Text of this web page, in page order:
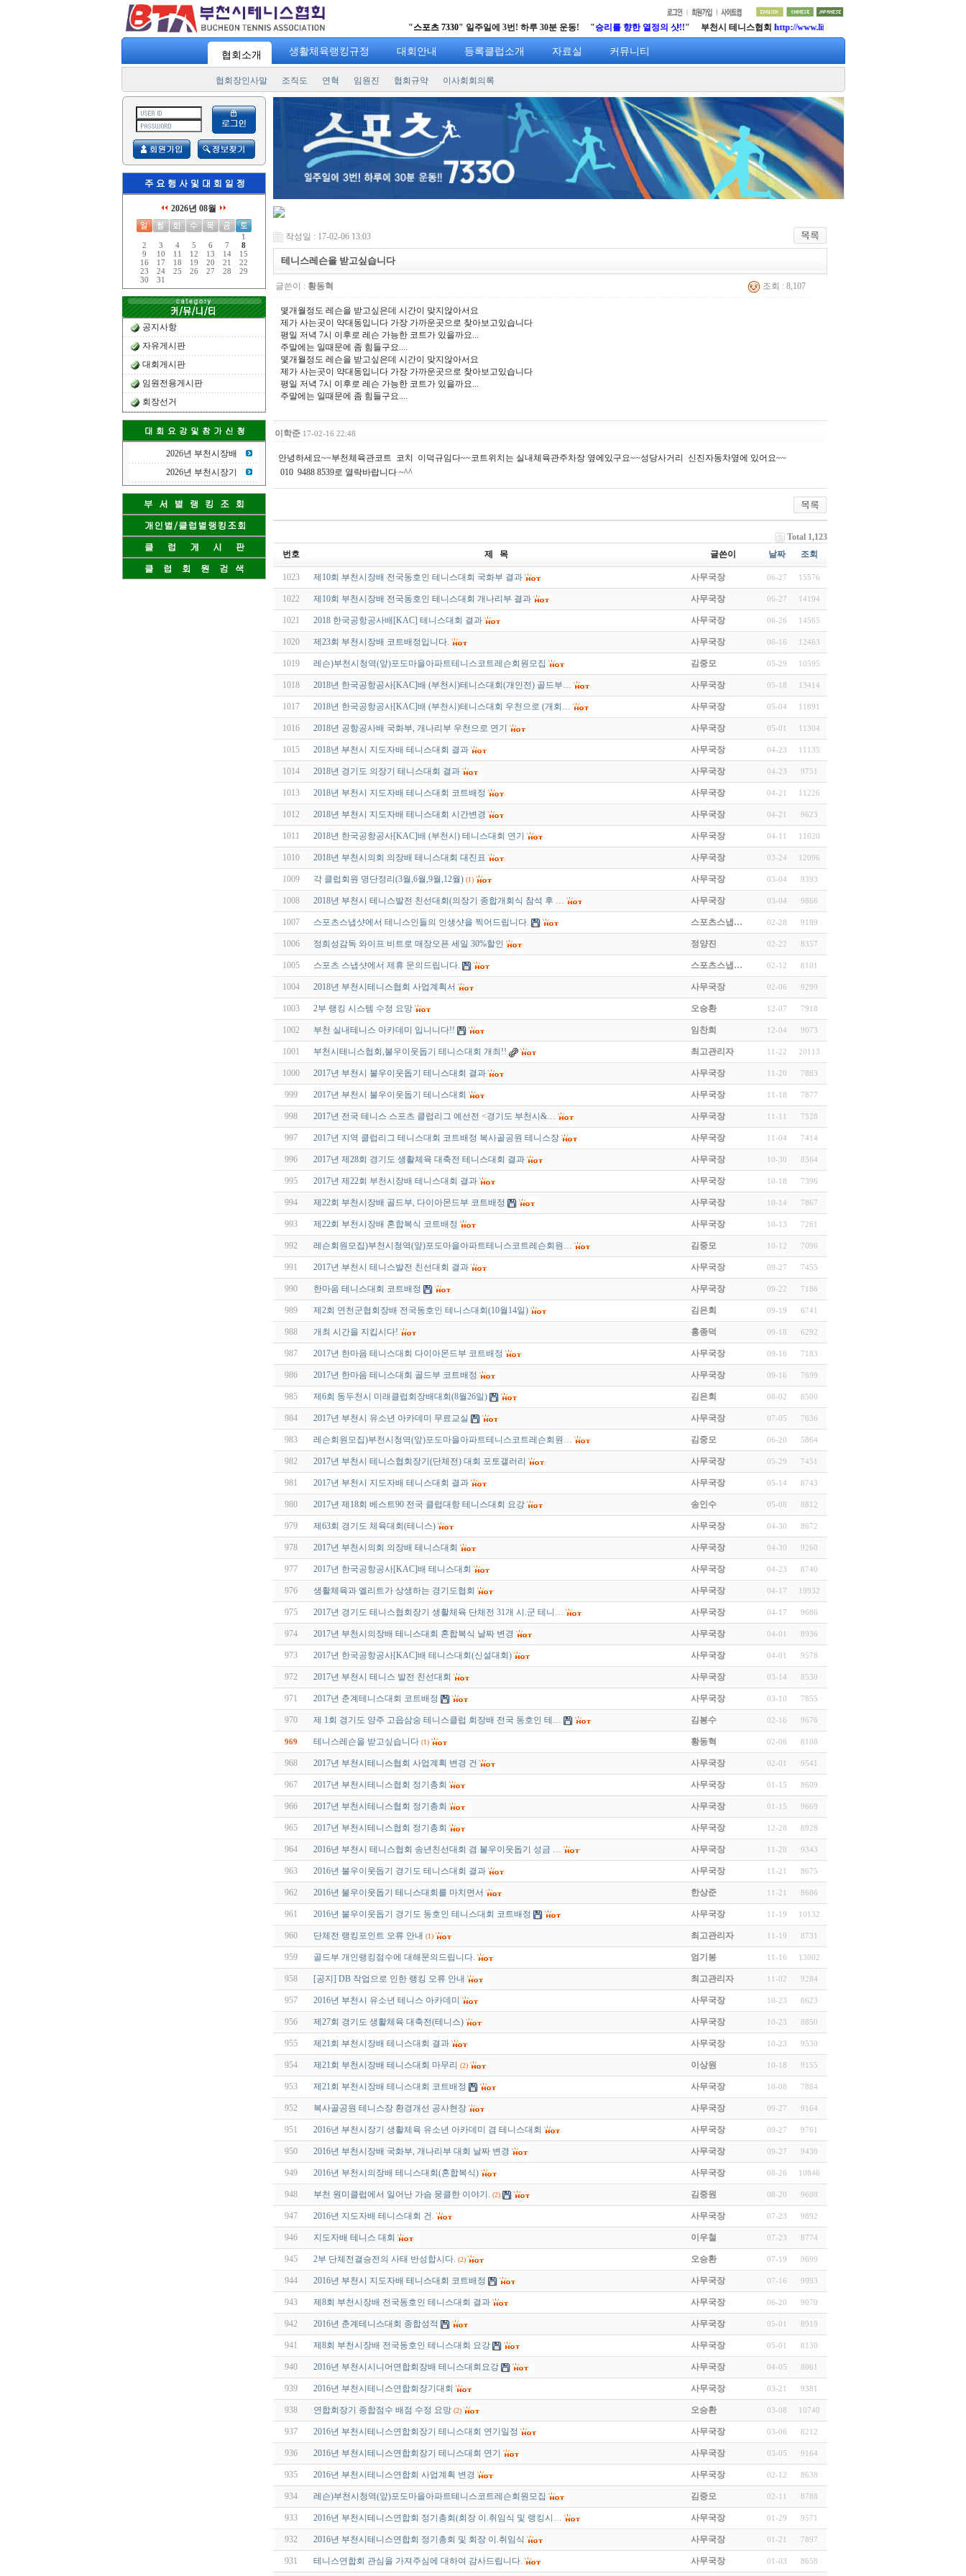
스포츠 7330" 일주일에 3번! 하루 30분 운동! "승리를 향한 열정의 샷!!" 부천시 테니스협회http://www.lifetennis.org
협회소개 생활체육랭킹규정 대회안내 등록클럽소개 자료실 커뮤니티
협회장인사말 조직도 연혁 임원진 협회규약 이사회회의록
2026년 08월
1
2
3 4 5 6 7
8
9
10 11 12 13 14
15
16
17 18 19 20 21
22
23
24 25 26 27 28
29
30
31
공지사항
자유게시판
대회게시판
임원전용게시판
회장선거
2026년 부천시장배
2026년 부천시장기
작성일 : 17-02-06 13:03
테니스레슨을 받고싶습니다
글쓴이 : 황동혁 조회 : 8,107
몇개월정도 레슨을 받고싶은데 시간이 맞지않아서요
제가 사는곳이 약대동입니다 가장 가까운곳으로 찾아보고있습니다
평일 저녁 7시 이후로 레슨 가능한 코트가 있을까요...
주말에는 일때문에 좀 힘들구요....
몇개월정도 레슨을 받고싶은데 시간이 맞지않아서요
제가 사는곳이 약대동입니다 가장 가까운곳으로 찾아보고있습니다
평일 저녁 7시 이후로 레슨 가능한 코트가 있을까요...
주말에는 일때문에 좀 힘들구요....
이학준 17-02-16 22:48
안녕하세요~~부천체육관코트 코치 이덕규임다~~코트위치는 실내체육관주차장 옆에있구요~~성당사거리 신진자동차옆에 있어요~~
010 9488 8539로 열락바랍니다 ~^^
Total 1,123
번호
제 목 글쓴이 날짜 조회
1023 제10회 부천시장배 전국동호인 테니스대회 국화부 결과 사무국장 06-27 15576
1022 제10회 부천시장배 전국동호인 테니스대회 개나리부 결과 사무국장 06-27 14194
1021 2018 한국공항공사배[KAC] 테니스대회 결과 사무국장 06-26 14565
1020 제23회 부천시장배 코트배정입니다. 사무국장 06-16 12463
1019 레슨)부천시청역(앞)포도마을아파트테니스코트레슨회원모집 김중모 05-29 10595
1018 2018년 한국공항공사[KAC]배 (부천시)테니스대회(개인전) 골드부… 사무국장 05-18 13414
1017 2018년 한국공항공사[KAC]배 (부천시)테니스대회 우천으로 (개회… 사무국장 05-04 11891
1016 2018년 공항공사배 국화부, 개나리부 우천으로 연기 사무국장 05-01 11304
1015 2018년 부천시 지도자배 테니스대회 결과 사무국장 04-23 11135
1014 2018년 경기도 의장기 테니스대회 결과 사무국장 04-23 9751
1013 2018년 부천시 지도자배 테니스대회 코트배정 사무국장 04-21 11226
1012 2018년 부천시 지도자배 테니스대회 시간변경 사무국장 04-21 9623
1011 2018년 한국공항공사[KAC]배 (부천시) 테니스대회 연기 사무국장 04-11 11620
1010 2018년 부천시의회 의장배 테니스대회 대진표 사무국장 03-24 12096
1009 각 클럽회원 명단정리(3월,6월,9월,12월) (1) 사무국장 03-04 9393
1008 2018년 부천시 테니스발전 친선대회(의장기 종합개회식 참석 후 … 사무국장 03-04 9866
1007 스포츠스냅샷에서 테니스인들의 인생샷을 찍어드립니다. 스포츠스냅… 02-28 9189
1006 정희성감독 와이프 비트로 매장오픈 세일 30%할인 정양진 02-22 8357
1005 스포츠 스냅샷에서 제휴 문의드립니다. 스포츠스냅… 02-12 8101
1004 2018년 부천시테니스협회 사업계획서 사무국장 02-06 9299
1003 2부 랭킹 시스템 수정 요망 오승환 12-07 7918
1002 부천 실내테니스 아카데미 입니니다!! 임찬희 12-04 9073
1001 부천시테니스협회,불우이웃돕기 테니스대회 개최!! 최고관리자 11-22 20113
1000 2017년 부천시 불우이웃돕기 테니스대회 결과 사무국장 11-20 7883
999 2017년 부천시 불우이웃돕기 테니스대회 사무국장 11-18 7877
998 2017년 전국 테니스 스포츠 클럽리그 예선전 <경기도 부천시&… 사무국장 11-11 7528
997 2017년 지역 클럽리그 테니스대회 코트배정 복사골공원 테니스장 사무국장 11-04 7414
996 2017년 제28회 경기도 생활체육 대축전 테니스대회 결과 사무국장 10-30 8364
995 2017년 제22회 부천시장배 테니스대회 결과 사무국장 10-18 7396
994 제22회 부천시장배 골드부, 다이아몬드부 코트배정 사무국장 10-14 7867
993 제22회 부천시장배 혼합복식 코트배정 사무국장 10-13 7261
992 레슨회원모집)부천시청역(앞)포도마을아파트테니스코트레슨회원… 김중모 10-12 7096
991 2017년 부천시 테니스발전 친선대회 결과 사무국장 09-27 7455
990 한마음 테니스대회 코트배정 사무국장 09-22 7186
989 제2회 연천군협회장배 전국동호인 테니스대회(10월14일) 김은회 09-19 6741
988 개최 시간을 지킵시다! 홍종덕 09-18 6292
987 2017년 한마음 테니스대회 다이아몬드부 코트배정 사무국장 09-16 7183
986 2017년 한마음 테니스대회 골드부 코트배정 사무국장 09-16 7699
985 제6회 동두천시 미래클럽회장배대회(8월26일) 김은회 08-02 8500
984 2017년 부천시 유소년 아카데미 무료교실 사무국장 07-05 7636
983 레슨회원모집)부천시청역(앞)포도마을아파트테니스코트레슨회원… 김중모 06-20 5864
982 2017년 부천시 테니스협회장기(단체전) 대회 포토갤러리 사무국장 05-29 7451
981 2017년 부천시 지도자배 테니스대회 결과 사무국장 05-14 8743
980 2017년 제18회 베스트90 전국 클럽대항 테니스대회 요강 송인수 05-08 8812
979 제63회 경기도 체육대회(테니스) 사무국장 04-30 8672
978 2017년 부천시의회 의장배 테니스대회 사무국장 04-30 9260
977 2017년 한국공항공사[KAC]배 테니스대회 사무국장 04-23 8740
976 생활체육과 엘리트가 상생하는 경기도협회 사무국장 04-17 19932
975 2017년 경기도 테니스협회장기 생활체육 단체전 31개 시.군 테니… 사무국장 04-17 9686
974 2017년 부천시의장배 테니스대회 혼합복식 날짜 변경 사무국장 04-01 8936
973 2017년 한국공항공사[KAC]배 테니스대회(신설대회) 사무국장 04-01 9578
972 2017년 부천시 테니스 발전 친선대회 사무국장 03-14 8530
971 2017년 춘계테니스대회 코트배정 사무국장 03-10 7855
970 제 1회 경기도 양주 고읍삼숭 테니스클럽 회장배 전국 동호인 테… 김봉수 02-16 9676
969 테니스레슨을 받고싶습니다 (1) 황동혁 02-06 8108
968 2017년 부천시테니스협회 사업계획 변경 건 사무국장 02-01 9541
967 2017년 부천시테니스협회 정기총회 사무국장 01-15 8609
966 2017년 부천시테니스협회 정기총회 사무국장 01-15 9669
965 2017년 부천시테니스협회 정기총회 사무국장 12-28 8928
964 2016년 부천시 테니스협회 송년친선대회 겸 불우이웃돕기 성금 … 사무국장 11-28 9343
963 2016년 불우이웃돕기 경기도 테니스대회 결과 사무국장 11-21 8675
962 2016년 불우이웃돕기 테니스대회를 마치면서 한상준 11-21 8686
961 2016년 불우이웃돕기 경기도 동호인 테니스대회 코트배정 사무국장 11-19 10132
960 단체전 랭킹포인트 오류 안내 (1) 최고관리자 11-19 8731
959 골드부 개인랭킹점수에 대해문의드립니다. 엄기봉 11-16 13002
958 [공지] DB 작업으로 인한 랭킹 오류 안내 최고관리자 11-02 9284
957 2016년 부천시 유소년 테니스 아카데미 사무국장 10-23 8623
956 제27회 경기도 생활체육 대축전(테니스) 사무국장 10-23 8850
955 제21회 부천시장배 테니스대회 결과 사무국장 10-23 9530
954 제21회 부천시장배 테니스대회 마무리 (2) 이상원 10-18 9155
953 제21회 부천시장배 테니스대회 코트배정 사무국장 10-08 7884
952 복사골공원 테니스장 환경개선 공사현장 사무국장 09-27 9164
951 2016년 부천시장기 생활체육 유소년 아카데미 겸 테니스대회 사무국장 09-27 9761
950 2016년 부천시장배 국화부, 개나리부 대회 날짜 변경 사무국장 09-27 9430
949 2016년 부천시의장배 테니스대회(혼합복식) 사무국장 08-26 10846
948 부천 원미클럽에서 일어난 가슴 뭉클한 이야기. (2) 김중원 08-20 9608
947 2016년 지도자배 테니스대회 건. 사무국장 07-23 9892
946 지도자배 테니스 대회 이우철 07-23 8774
945 2부 단체전결승전의 사태 반성합시다. (2) 오승환 07-19 9699
944 2016년 부천시 지도자배 테니스대회 코트배정 사무국장 07-16 9993
943 제8회 부천시장배 전국동호인 테니스대회 결과 사무국장 06-20 9070
942 2016년 춘계테니스대회 종합성적 사무국장 05-01 8919
941 제8회 부천시장배 전국동호인 테니스대회 요강 사무국장 05-01 8130
940 2016년 부천시시니어연합회장배 테니스대회요강 사무국장 04-05 8061
939 2016년 부천시테니스연합회장기대회 사무국장 03-21 9381
938 연합회장기 종합점수 배점 수정 요망 (2) 오승환 03-08 10740
937 2016년 부천시테니스연합회장기 테니스대회 연기일정 사무국장 03-06 8212
936 2016년 부천시테니스연합회장기 테니스대회 연기 사무국장 03-05 9164
935 2016년 부천시테니스연합회 사업계획 변경 사무국장 02-12 8638
934 레슨)부천시청역(앞)포도마을아파트테니스코트레슨회원모집 김중모 02-11 8788
933 2016년 부천시테니스연합회 정기총회(회장 이.취임식 및 랭킹시… 사무국장 01-29 9571
932 2016년 부천시테니스연합회 정기총회 및 회장 이.취임식 사무국장 01-21 7897
931 테니스연합회 관심을 가져주심에 대하여 감사드립니다. 사무국장 01-03 8658